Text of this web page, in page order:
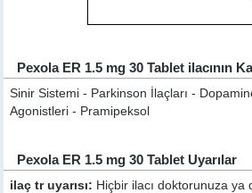
Pexola ER 1.5 mg 30 Tablet ilacının
Sinir Sistemi - Parkinson İlaçları -
Agonistleri - Pramipeksol
Pexola ER 1.5 mg 30 Tablet Uyarılar
ilaç tr uyarısı: Hiçbir ilacı doktorunuza ya